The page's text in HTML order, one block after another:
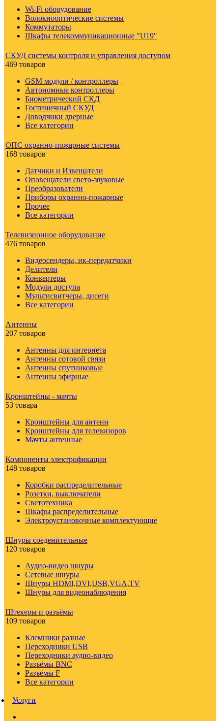
Wi-Fi оборудование
Волокнооптические системы
Коммутаторы
Шкафы телекоммуникационные "U19"
СКУД системы контроля и управления доступом
469 товаров
GSM модули / контроллеры
Автономные контроллеры
Биометрический СКД
Гостиничный СКУД
Доводчики дверные
Все категории
ОПС охранно-пожарные системы
168 товаров
Датчики и Извещатели
Оповещатели свето-звуковые
Преобразователи
Приборы охранно-пожарные
Прочее
Все категории
Телевизионное оборудование
476 товаров
Видеосендеры, ик-передатчики
Делители
Конвертеры
Модули доступа
Мультисвитчеры, дисеги
Все категории
Антенны
207 товаров
Антенны для интернета
Антенны сотовой связи
Антенны спутниковые
Антенны эфирные
Кронштейны - мачты
53 товара
Кронштейны для антенн
Кронштейны для телевизоров
Мачты антенные
Компоненты электрофикации
148 товаров
Коробки распределительные
Розетки, выключатели
Светотехника
Шкафы распределительные
Электроустановочные комплектующие
Шнуры соеденительные
120 товаров
Аудио-видео шнуры
Сетевые шнуры
Шнуры HDMI,DVI,USB,VGA,TV
Шнуры для видеонаблюдения
Штекеры и разъёмы
109 товаров
Клемники разные
Переходники USB
Переходники аудио-видео
Разъёмы BNC
Разъёмы F
Все категории
Услуги